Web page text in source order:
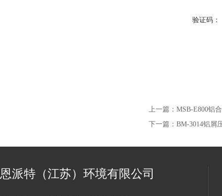
验证码：
上一篇： MSB-E800铝
下一篇： BM-3014铝屑
恩派特（江苏）环境有限公司